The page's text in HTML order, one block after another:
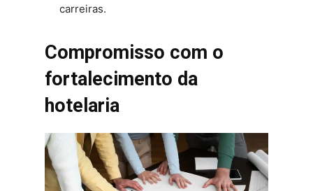
carreiras.
Compromisso com o
fortalecimento da
hotelaria